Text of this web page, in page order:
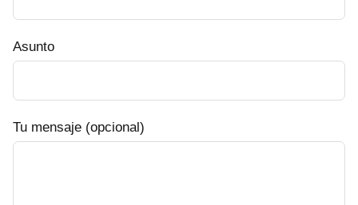
Asunto
Tu mensaje (opcional)